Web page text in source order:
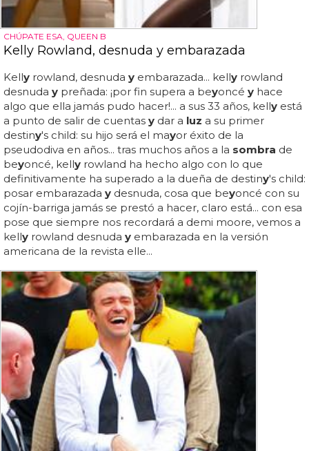
CHÚPATE ESA, QUEEN B
Kelly Rowland, desnuda y embarazada
Kelly rowland, desnuda y embarazada... kelly rowland
desnuda y preñada: ¡por fin supera a beyoncé y hace
algo que ella jamás pudo hacer!... a sus 33 años, kelly está
a punto de salir de cuentas y dar a luz a su primer
destiny's child: su hijo será el mayor éxito de la
pseudodiva en años... tras muchos años a la sombra de
beyoncé, kelly rowland ha hecho algo con lo que
definitivamente ha superado a la dueña de destiny's child:
posar embarazada y desnuda, cosa que beyoncé con su
cojín-barriga jamás se prestó a hacer, claro está... con esa
pose que siempre nos recordará a demi moore, vemos a
kelly rowland desnuda y embarazada en la versión
americana de la revista elle...